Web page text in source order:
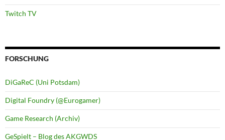
Twitch TV
FORSCHUNG
DiGaReC (Uni Potsdam)
Digital Foundry (@Eurogamer)
Game Research (Archiv)
GeSpielt – Blog des AKGWDS